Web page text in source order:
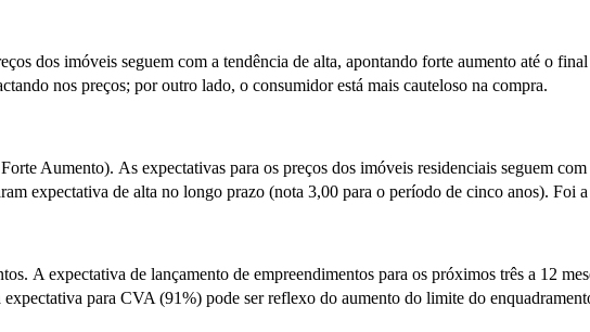
dos imóveis seguem com a tendência de alta, apontando forte aumento até o
nos preços; por outro lado, o consumidor está mais cauteloso na compra.
Aumento). As expectativas para os preços dos imóveis residenciais seguem
expectativa de alta no longo prazo (nota 3,00 para o período de cinco anos). Foi
A expectativa de lançamento de empreendimentos para os próximos três a 12
para CVA (91%) pode ser reflexo do aumento do limite do